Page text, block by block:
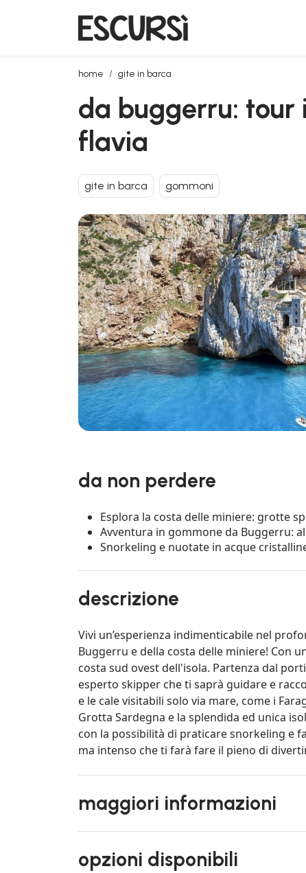
home gite in barca
da buggerru: tour in gommone a pan di zucchero e
da buggerru: tour
flavia
gite in barca gommoni
da non perdere
Esplora la costa delle miniere: grotte
Avventura in gommone da Buggerru:
Snorkeling e nuotate in acque
descrizione
Vivi un’esperienza indimenticabile nel
Buggerru e della costa delle miniere! Con
costa sud ovest dell'isola. Partenza dal
esperto skipper che ti saprà guidare e
e le cale visitabili solo via mare, come i
Grotta Sardegna e la splendida ed unica
con la possibilità di praticare snorkeling e
ma intenso che ti farà fare il pieno di
maggiori informazioni
opzioni disponibili